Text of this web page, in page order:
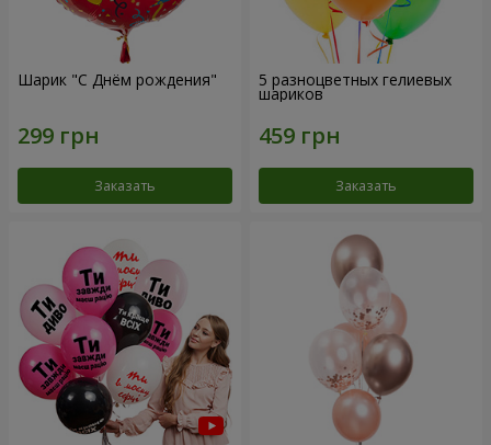
Шарик "С Днём рождения"
Заказать
5 разноцветных гелиевых
шариков
Заказать